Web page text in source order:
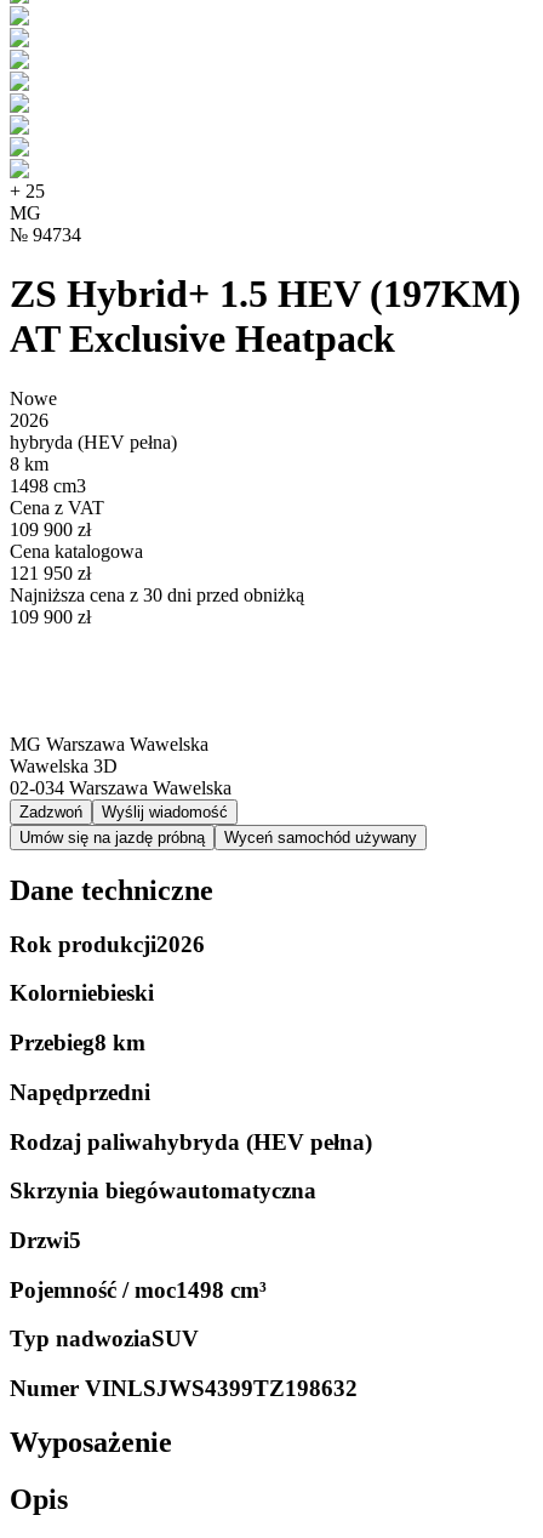
+ 25
MG
№ 94734
ZS Hybrid+ 1.5 HEV (197KM)
AT Exclusive Heatpack
Nowe
2026
hybryda (HEV pełna)
8 km
1498 cm3
Cena z VAT
109 900 zł
Cena katalogowa
121 950 zł
Najniższa cena z 30 dni przed obniżką
109 900 zł
MG Warszawa Wawelska
Wawelska 3D
02-034 Warszawa Wawelska
Zadzwoń
Wyślij wiadomość
Umów się na jazdę próbną
Wyceń samochód używany
Dane techniczne
Rok produkcji2026
Kolorniebieski
Przebieg8 km
Napędprzedni
Rodzaj paliwahybryda (HEV pełna)
Skrzynia biegówautomatyczna
Drzwi5
Pojemność / moc1498 cm³
Typ nadwoziaSUV
Numer VINLSJWS4399TZ198632
Wyposażenie
Opis